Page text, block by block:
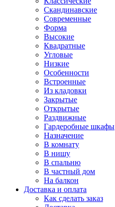
Скандинавские
Современные
Форма
Высокие
Квадратные
Угловые
Низкие
Особенности
Встроенные
Из кладовки
Закрытые
Открытые
Раздвижные
Гардеробные шкафы
Назначение
В комнату
В нишу
В спальню
В частный дом
На балкон
Доставка и оплата
Как сделать заказ